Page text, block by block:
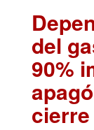
del
90%